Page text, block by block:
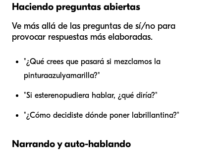
Haciendo preguntas abiertas
Ve más allá de las preguntas de sí/no para
provocar respuestas más elaboradas.
"¿Qué crees que pasará si mezclamos la
pinturaazul yamarilla?"
"Si esterenopudiera hablar, ¿qué diría?"
"¿Cómo decidiste dónde poner labrillantina?"
Narrando y auto-hablando